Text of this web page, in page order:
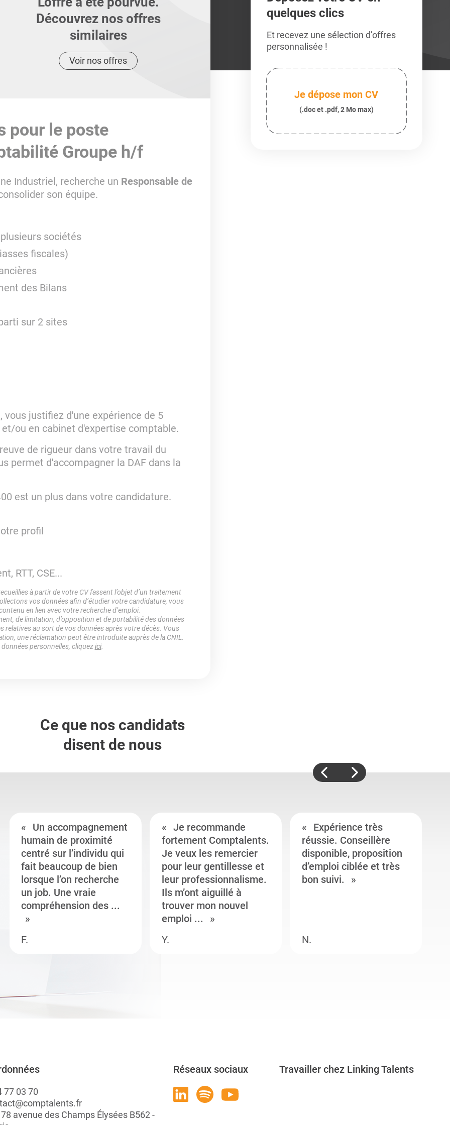
Découvrez nos offres
similaires
Voir nos offres
pour le poste
Groupe h/f
Industriel, recherche un Responsable de
son équipe.
sociétés
fiscales)
des Bilans
sur 2 sites
justifiez d'une expérience de 5
ou en cabinet d'expertise comptable.
de rigueur dans votre travail du
permet d'accompagner la DAF dans la
est un plus dans votre candidature.
profil
RTT, CSE...
à partir de votre CV fassent l’objet d’un traitement
vos données afin d’étudier votre candidature, vous
en lien avec votre recherche d’emploi.
de limitation, d’opposition et de portabilité des données
au sort de vos données après votre décès. Vous
une réclamation peut être introduite auprès de la CNIL.
personnelles, cliquezici.
quelques clics
Et recevez une sélection d’offres
personnalisée !
Je dépose mon CV
(.doc et .pdf, 2 Mo max)
Ce que nos candidats
disent de nous
Un accompagnement
humain de proximité
centré sur l’individu qui
fait beaucoup de bien
lorsque l’on recherche
un job. Une vraie
compréhension des ...
F.
Je recommande
fortement Comptalents.
Je veux les remercier
pour leur gentillesse et
leur professionnalisme.
Ils m’ont aiguillé à
trouver mon nouvel
emploi ...
Y.
Expérience très
réussie. Conseillère
disponible, proposition
d’emploi ciblée et très
bon suivi.
N.
77 03 70
avenue des Champs Élysées B562 -
Réseaux sociaux Travailler chez Linking Talents